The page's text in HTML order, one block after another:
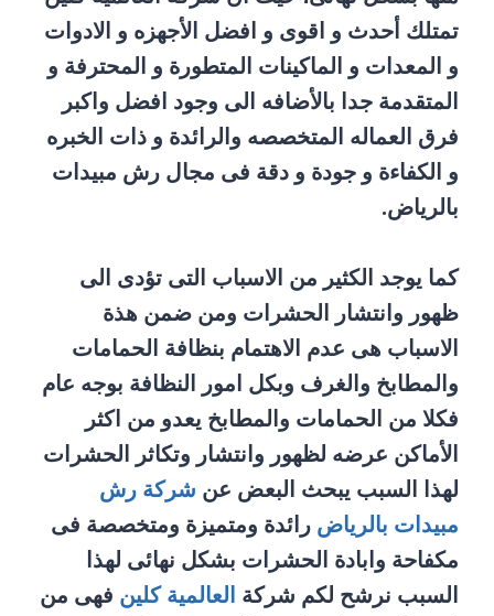
تمتلك أحدث و اقوى و افضل الأجهزه و الادوات
و المعدات و الماكينات المتطورة و المحترفة و
المتقدمة جدا بالأضافه الى وجود افضل واكبر
فرق العماله المتخصصه والرائدة و ذات الخبره
و الكفاءة و جودة و دقة فى مجال رش مبيدات
بالرياض.
كما يوجد الكثير من الاسباب التى تؤدى الى
ظهور وانتشار الحشرات ومن ضمن هذة
الاسباب هى عدم الاهتمام بنظافة الحمامات
والمطابخ والغرف وبكل امور النظافة بوجه عام
فكلا من الحمامات والمطابخ يعدو من اكثر
الأماكن عرضه لظهور وانتشار وتكاثر الحشرات
لهذا السبب يبحث البعض عن شركة رش
مبيدات بالرياض رائدة ومتميزة ومتخصصة فى
مكفاحة وابادة الحشرات بشكل نهائى لهذا
السبب نرشح لكم شركة العالمية كلين فهى من